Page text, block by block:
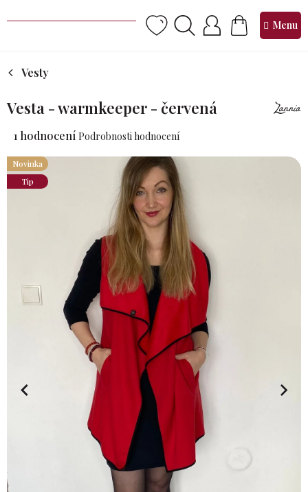
na
NÁKUPNÍ
KOŠÍK
Vesty
Vesta - warmkeeper - červená
Průměrné
produktu
je
5,0
1 hodnocení Podrobnosti hodnocení
Novinka
Tip